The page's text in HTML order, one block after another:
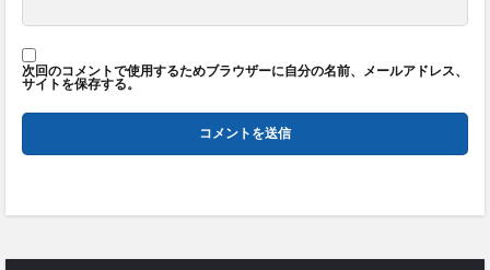
次回のコメントで使用するためブラウザーに自分の名前、メールアドレス、
サイトを保存する。